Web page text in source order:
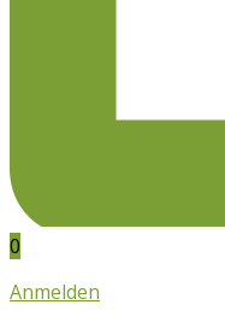
0
Anmelden